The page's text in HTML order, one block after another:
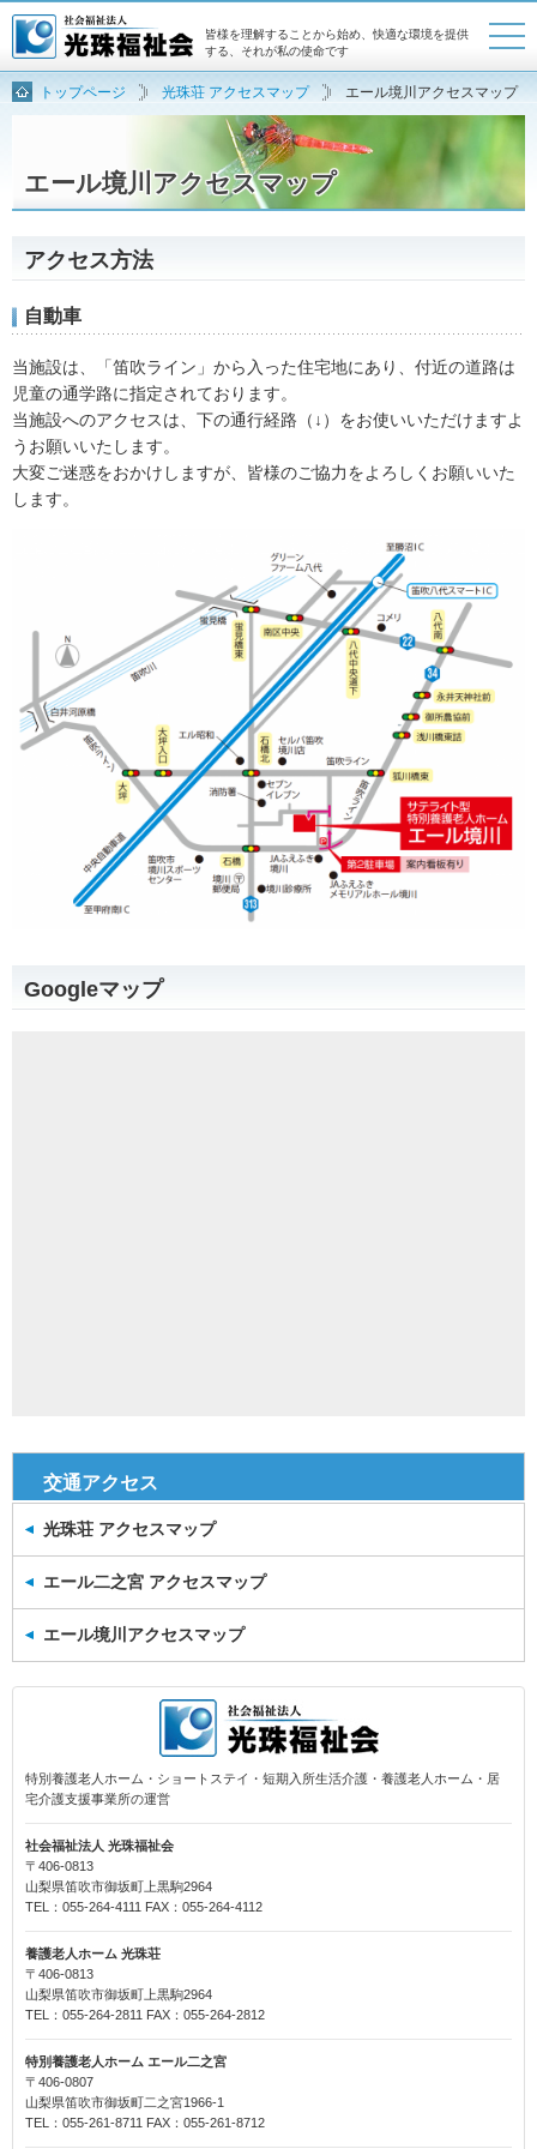
皆様を理解することから始め、快適な環境を提供
する、それが私の使命です
トップページ 法人概要
アクセスマップ
お問い合わせ・資料請求
トップページ 光珠荘 アクセスマップ エール境川アクセスマップ
エール境川アクセスマップ
アクセス方法
自動車
当施設は、「笛吹ライン」から入った住宅地にあり、付近の道路は
児童の通学路に指定されております。
当施設へのアクセスは、下の通行経路（↓）をお使いいただけますよ
うお願いいたします。
大変ご迷惑をおかけしますが、皆様のご協力をよろしくお願いいた
します。
Googleマップ
交通アクセス
光珠荘 アクセスマップ
エール二之宮 アクセスマップ
エール境川アクセスマップ
特別養護老人ホーム・ショートステイ・短期入所生活介護・養護老人ホーム・居
宅介護支援事業所の運営
社会福祉法人 光珠福祉会
〒406-0813
山梨県笛吹市御坂町上黒駒2964
TEL：055-264-4111 FAX：055-264-4112
養護老人ホーム 光珠荘
〒406-0813
山梨県笛吹市御坂町上黒駒2964
TEL：055-264-2811 FAX：055-264-2812
特別養護老人ホーム エール二之宮
〒406-0807
山梨県笛吹市御坂町二之宮1966-1
TEL：055-261-8711 FAX：055-261-8712